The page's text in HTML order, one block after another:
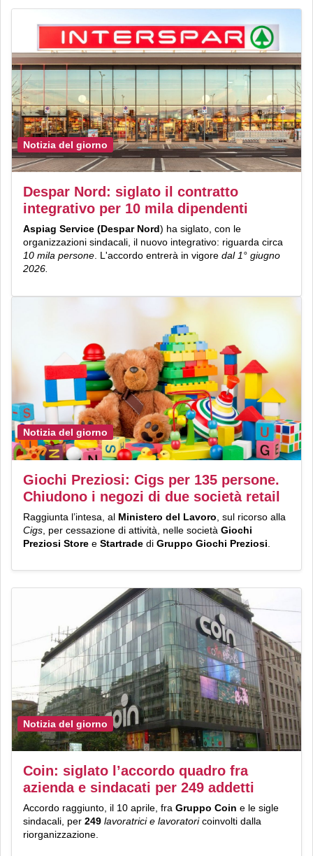
Notizia del giorno
Despar Nord: siglato il contratto
integrativo per 10 mila dipendenti
Aspiag Service (Despar Nord) ha siglato, con le
organizzazioni sindacali, il nuovo integrativo: riguarda circa
10 mila persone . L'accordo entrerà in vigore dal 1° giugno
2026.
Notizia del giorno
Giochi Preziosi: Cigs per 135 persone.
Chiudono i negozi di due società retail
Raggiunta l’intesa, al Ministero del Lavoro , sul ricorso alla
Cigs , per cessazione di attività, nelle società Giochi
Preziosi Store e Startrade di Gruppo Giochi Preziosi
Notizia del giorno
Coin: siglato l’accordo quadro fra
azienda e sindacati per 249 addetti
Accordo raggiunto, il 10 aprile, fra Gruppo Coin e le sigle
sindacali, per 249 lavoratrici e lavoratoricoinvolti dalla
riorganizzazione.